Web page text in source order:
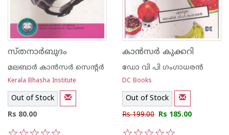
സ്തനാര്‍ബുദം
മലബാര്‍ കാന്‍സര്‍ സെന്റര്‍
Kerala Bhasha Institute
Out of Stock
Rs 80.00
കാന്‍സര്‍ കുക്കറി
ഡോ വി പി ഗംഗാധരന്‍
DC Books
Out of Stock
Rs 199.00 Rs 185.00